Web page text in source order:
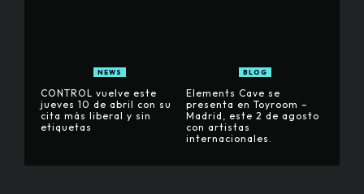
NEWS
CONTROL vuelve este
jueves 10 de abril con su
cita más liberal y sin
etiquetas
BLOG
Elements Cave se
presenta en Toyroom –
Madrid, este 2 de agosto
con artistas
internacionales.